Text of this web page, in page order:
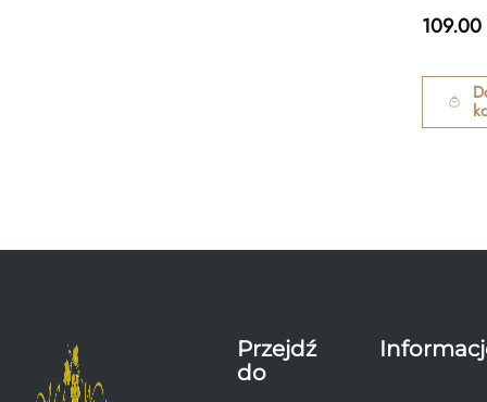
109.00
Przejdź
do